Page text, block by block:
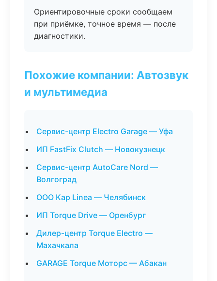
Ориентировочные сроки сообщаем
при приёмке, точное время — после
диагностики.
Похожие компании: Автозвук
и мультимедиа
Сервис-центр Electro Garage — Уфа
ИП FastFix Clutch — Новокузнецк
Сервис-центр AutoCare Nord —
Волгоград
ООО Кар Linea — Челябинск
ИП Torque Drive — Оренбург
Дилер-центр Torque Electro —
Махачкала
GARAGE Torque Моторс — Абакан